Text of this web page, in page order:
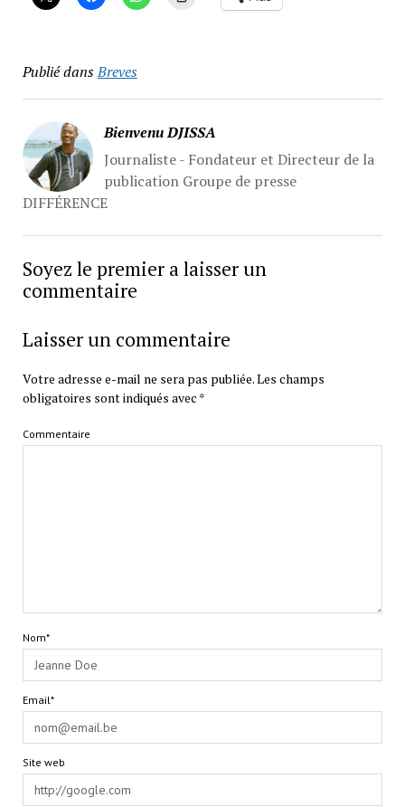
Publié dansBreves
Bienvenu DJISSA
Journaliste - Fondateur et Directeur de la
publication Groupe de presse
DIFFÉRENCE
Soyez le premier a laisser un
commentaire
Laisser un commentaire
Votre adresse e-mail ne sera pas publiée.Les champs
obligatoires sont indiqués avec *
Commentaire
Nom*
Email*
Site web